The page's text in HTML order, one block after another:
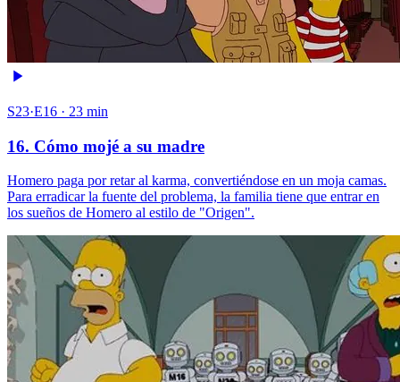
S23·E16 · 23 min
16. Cómo mojé a su madre
Homero paga por retar al karma, convertiéndose en un moja camas.
Para erradicar la fuente del problema, la familia tiene que entrar en
los sueños de Homero al estilo de "Origen".